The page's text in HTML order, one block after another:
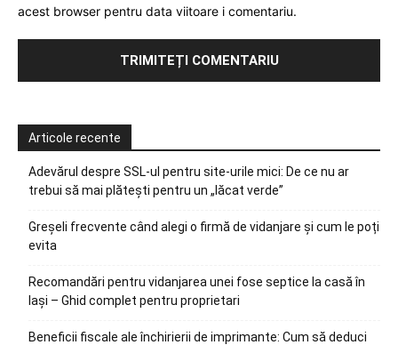
acest browser pentru data viitoare i comentariu.
Articole recente
Adevărul despre SSL-ul pentru site-urile mici: De ce nu ar
trebui să mai plătești pentru un „lăcat verde”
Greșeli frecvente când alegi o firmă de vidanjare și cum le poți
evita
Recomandări pentru vidanjarea unei fose septice la casă în
Iași – Ghid complet pentru proprietari
Beneficii fiscale ale închirierii de imprimante: Cum să deduci